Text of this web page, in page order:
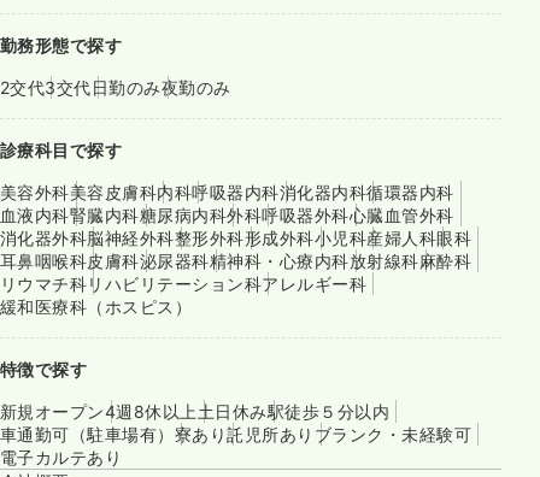
勤務形態で探す
2交代3交代日勤のみ夜勤のみ
診療科目で探す
美容外科美容皮膚科内科呼吸器内科消化器内科循環器内科
血液内科腎臓内科糖尿病内科外科呼吸器外科心臓血管外科
消化器外科脳神経外科整形外科形成外科小児科産婦人科眼科
耳鼻咽喉科皮膚科泌尿器科精神科・心療内科放射線科麻酔科
リウマチ科リハビリテーション科アレルギー科
緩和医療科（ホスピス）
特徴で探す
新規オープン4週8休以上土日休み駅徒歩５分以内
車通勤可（駐車場有） 寮あり託児所あり ブランク・未経験可
電子カルテあり